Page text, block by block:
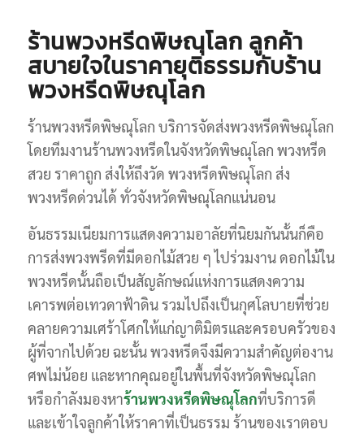
ร้านพวงหรีดพิษณุโลก ลูกค้า
สบายใจในราคายุติธรรมกับร้าน
พวงหรีดพิษณุโลก
ร้านพวงหรีดพิษณุโลก บริการจัดส่งพวงหรีดพิษณุโลก
โดยทีมงานร้านพวงหรีดในจังหวัดพิษณุโลก พวงหรีด
สวย ราคาถูก ส่งให้ถึงวัด พวงหรีดพิษณุโลก ส่ง
พวงหรีดด่วนได้ ทั่วจังหวัดพิษณุโลกแน่นอน
อันธรรมเนียมการแสดงความอาลัยที่นิยมกันนั้นก็คือ
การส่งพวงพรีดที่มีดอกไม้สวย ๆ ไปร่วมงาน ดอกไม้ใน
พวงหรีดนั้นถือเป็นสัญลักษณ์แห่งการแสดงความ
เคารพต่อเทวดาฟ้าดิน รวมไปถึงเป็นกุศโลบายที่ช่วย
คลายความเศร้าโศกให้แก่ญาติมิตรและครอบครัวของ
ผู้ที่จากไปด้วย ฉะนั้น พวงหรีดจึงมีความสำคัญต่องาน
ศพไม่น้อย และหากคุณอยู่ในพื้นที่จังหวัดพิษณุโลก
หรือกำลังมองหาร้านพวงหรีดพิษณุโลกที่บริการดี
และเข้าใจลูกค้าให้ราคาที่เป็นธรรม ร้านของเราตอบ